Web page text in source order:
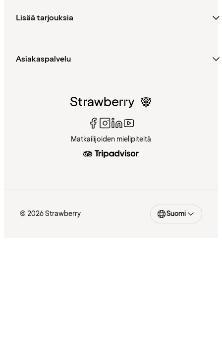
Lisää tarjouksia
Asiakaspalvelu
Matkailijoiden mielipiteitä
© 2026 Strawberry Suomi